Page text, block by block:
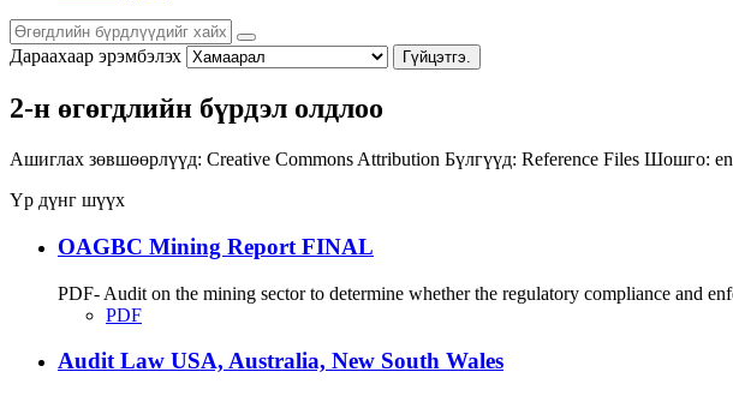
Дараахаар эрэмбэлэх Гүйцэтгэ.
2-н өгөгдлийн бүрдэл олдлоо
Ашиглах зөвшөөрлүүд: Creative Commons Attribution Бүлгүүд: Reference Files Шошго:
Үр дүнг шүүх
OAGBC Mining Report FINAL
PDF- Audit on the mining sector to determine whether the regulatory compliance and
PDF
Audit Law USA, Australia, New South Wales